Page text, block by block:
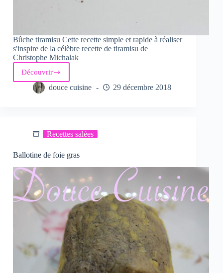
Bûche tiramisu Cette recette simple et rapide à réaliser
s'inspire de la célèbre recette de tiramisu de
Christophe Michalak
Découvrir
Bûche
Tiramisu
douce cuisine 29 décembre 2018
Recettes salées
Ballotine de foie gras